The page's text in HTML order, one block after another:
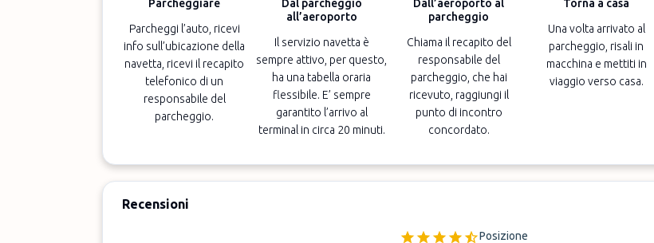
Parcheggiare
Parcheggi l’auto, ricevi
info sull’ubicazione della
navetta, ricevi il recapito
telefonico di un
responsabile del
parcheggio.
Dal parcheggio
all’aeroporto
Il servizio navetta è
sempre attivo, per questo,
ha una tabella oraria
flessibile. E’ sempre
garantito l’arrivo al
terminal in circa 20 minuti.
Dall’aeroporto al
parcheggio
Chiama il recapito del
responsabile del
parcheggio, che hai
ricevuto, raggiungi il
punto di incontro
concordato.
Torna a casa
Una volta arrivato al
parcheggio, risali in
macchina e mettiti in
viaggio verso casa.
Recensioni
Posizione